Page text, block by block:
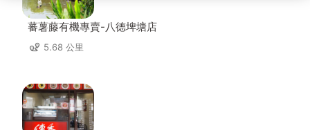
蕃薯藤有機專賣-八德埤塘店
5.68 公里